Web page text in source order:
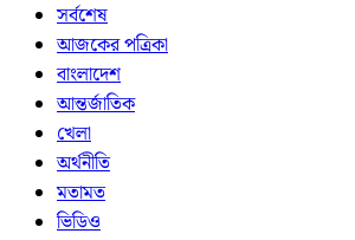
সর্বশেষ
আজকের পত্রিকা
বাংলাদেশ
আন্তর্জাতিক
খেলা
অর্থনীতি
মতামত
ভিডিও